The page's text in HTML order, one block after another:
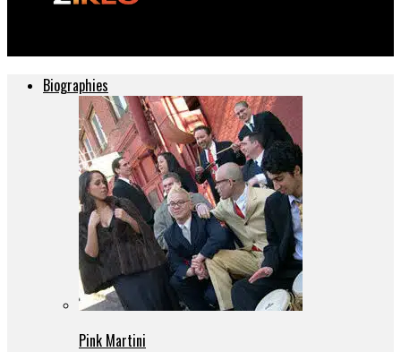
Biographies
Pink Martini